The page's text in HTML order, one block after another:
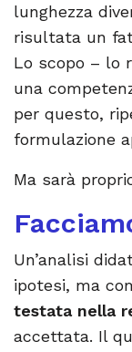
lunghezza
risultata un
Lo scopo – lo
una
per questo,
formulazione
Ma sarà
Un’analisi
ipotesi, ma
testata nella
accettata. Il